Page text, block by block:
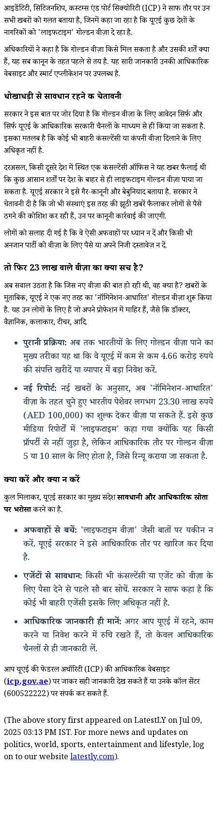
आइडेंटिटी, सिटिजनशिप, कस्टम्स एंड पोर्ट सिक्योरिटी (ICP) ने साफ तौर पर उन
सभी खबरों को गलत बताया है, जिनमें कहा जा रहा है कि यूएई कुछ देशों के
नागरिकों को 'लाइफटाइम' गोल्डन वीज़ा दे रहा है.
अधिकारियों ने कहा है कि गोल्डन वीज़ा किसे मिल सकता है और उसकी शर्तें क्या
हैं, यह सब कानून के तहत पहले से तय है. यह सारी जानकारी उनकी आधिकारिक
वेबसाइट और स्मार्ट एप्लीकेशन पर उपलब्ध है.
धोखाधड़ी से सावधान रहने की चेतावनी
सरकार ने इस बात पर जोर दिया है कि गोल्डन वीज़ा के लिए आवेदन सिर्फ और
सिर्फ यूएई के आधिकारिक सरकारी चैनलों के माध्यम से ही किया जा सकता है.
इसका मतलब है कि कोई भी बाहरी कंसल्टेंसी या कंपनी वीज़ा दिलाने के लिए
अधिकृत नहीं है.
दरअसल, किसी दूसरे देश में स्थित एक कंसल्टेंसी ऑफिस ने यह खबर फैलाई थी
कि कुछ आसान शर्तों पर देश के बाहर से ही लाइफटाइम गोल्डन वीज़ा पाया जा
सकता है. यूएई सरकार ने इसे गैर-कानूनी और बेबुनियाद बताया है. सरकार ने
चेतावनी दी है कि जो भी संस्थाएं इस तरह की झूठी खबरें फैलाकर लोगों से पैसे
ठगने की कोशिश कर रही हैं, उन पर कानूनी कार्रवाई की जाएगी.
लोगों को सलाह दी गई है कि वे ऐसी अफवाहों पर ध्यान न दें और किसी भी
अनजान पार्टी को वीज़ा के लिए पैसे या अपने निजी दस्तावेज़ न दें.
तो फिर ₹23 लाख वाले वीज़ा का क्या सच है?
अब सवाल उठता है कि जिस नए वीज़ा की बात हो रही थी, वह क्या है? खबरों के
मुताबिक, यूएई ने एक नए तरह का 'नॉमिनेशन-आधारित' गोल्डन वीज़ा शुरू किया
है. यह उन लोगों के लिए है जो अपने प्रोफेशन में माहिर हैं, जैसे कि डॉक्टर,
वैज्ञानिक, कलाकार, टीचर, आदि.
पुरानी प्रक्रिया: अब तक भारतीयों के लिए गोल्डन वीज़ा पाने का
मुख्य तरीका यह था कि वे यूएई में कम से कम 4.66 करोड़ रुपये
की संपत्ति खरीदें या व्यापार में बड़ा निवेश करें.
नई रिपोर्ट: नई खबरों के अनुसार, अब 'नॉमिनेशन-आधारित'
वीज़ा के तहत चुने हुए भारतीय पेशेवर लगभग 23.30 लाख रुपये
(AED 100,000) का शुल्क देकर वीज़ा पा सकते हैं. इसे कुछ
मीडिया रिपोर्टों में 'लाइफटाइम' कहा गया क्योंकि यह किसी
प्रॉपर्टी से नहीं जुड़ा है, लेकिन आधिकारिक तौर पर गोल्डन वीज़ा
5 या 10 साल के लिए होता है, जिसे रिन्यू कराया जा सकता है.
क्या करें और क्या न करें
कुल मिलाकर, यूएई सरकार का मुख्य संदेशसावधानी और आधिकारिक स्रोतों
पर भरोसाकरने का है.
अफवाहों से बचें: 'लाइफटाइम वीज़ा' जैसी बातों पर यकीन न
करें. यूएई सरकार ने इसे आधिकारिक तौर पर खारिज कर दिया
है.
एजेंटों से सावधान: किसी भी कंसल्टेंसी या एजेंट को वीज़ा के
लिए पैसा देने से पहले सौ बार सोचें. सरकार ने साफ कहा है कि
कोई भी बाहरी एजेंसी इसके लिए अधिकृत नहीं है.
आधिकारिक जानकारी ही मानें: अगर आप यूएई में रहने, काम
करने या निवेश करने में रुचि रखते हैं, तो केवल आधिकारिक
चैनलों से ही जानकारी लें.
आप यूएई की फेडरल अथॉरिटी (ICP) की आधिकारिक वेबसाइट
(icp.gov.ae) पर जाकर सही जानकारी देख सकते हैं या उनके कॉल सेंटर
(600522222) पर संपर्क कर सकते हैं.
(The above story first appeared on LatestLY on Jul 09,
2025 03:13 PM IST. For more news and updates on
politics, world, sports, entertainment and lifestyle, log
on to our website latestly.com).